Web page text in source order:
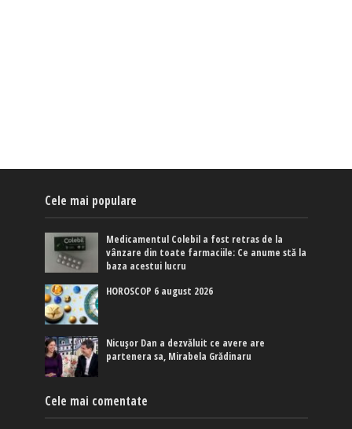
Cele mai populare
Medicamentul Colebil a fost retras de la
vânzare din toate farmaciile: Ce anume stă la
baza acestui lucru
HOROSCOP 6 august 2026
Nicușor Dan a dezvăluit ce avere are
partenera sa, Mirabela Grădinaru
Cele mai comentate